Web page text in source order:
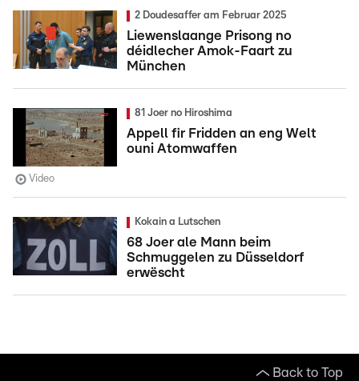
2 Doudesaffer am Februar 2025
Liewenslaange Prisong no
déidlecher Amok-Faart zu
München
81 Joer no Hiroshima
Appell fir Fridden an eng Welt
ouni Atomwaffen
Video
Kokain a Lutschen
68 Joer ale Mann beim
Schmuggelen zu Düsseldorf
erwëscht
Back to Top